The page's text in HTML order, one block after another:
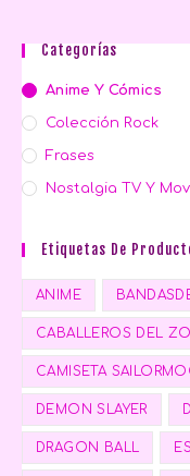
Categorías
Anime Y Cómics
Colección Rock
Frases
Nostalgia TV Y
Etiquetas De
ANIME
CABALLEROS DEL
CAMISETA
DEMON SLAYER
DRAGON BALL